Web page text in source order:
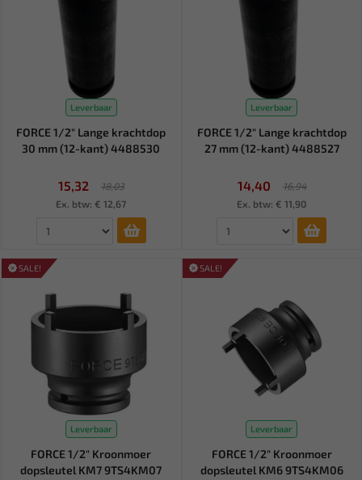
Leverbaar
FORCE 1/2" Lange krachtdop
30 mm (12-kant) 4488530
15,32
18,03
Ex. btw: € 12,67
Leverbaar
FORCE 1/2" Lange krachtdop
27 mm (12-kant) 4488527
14,40
16,94
Ex. btw: € 11,90
SALE!
Leverbaar
FORCE 1/2" Kroonmoer
dopsleutel KM7 9TS4KM07
SALE!
Leverbaar
FORCE 1/2" Kroonmoer
dopsleutel KM6 9TS4KM06